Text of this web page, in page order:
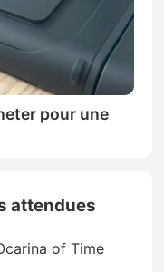
pour une
attendues
of Time